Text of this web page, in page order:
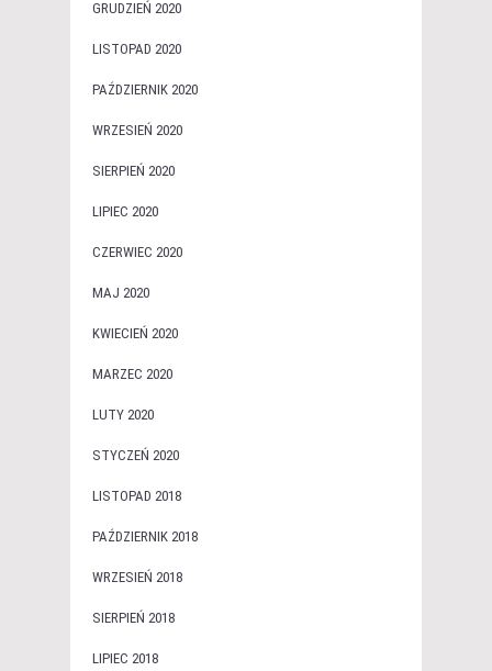
GRUDZIEŃ 2020
LISTOPAD 2020
PAŹDZIERNIK 2020
WRZESIEŃ 2020
SIERPIEŃ 2020
LIPIEC 2020
CZERWIEC 2020
MAJ 2020
KWIECIEŃ 2020
MARZEC 2020
LUTY 2020
STYCZEŃ 2020
LISTOPAD 2018
PAŹDZIERNIK 2018
WRZESIEŃ 2018
SIERPIEŃ 2018
LIPIEC 2018